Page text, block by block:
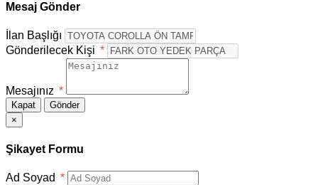
Mesaj Gönder
İlan Başlığı
Gönderilecek Kişi *
Mesajınız *
Kapat
Gönder
×
Şikayet Formu
Ad Soyad *